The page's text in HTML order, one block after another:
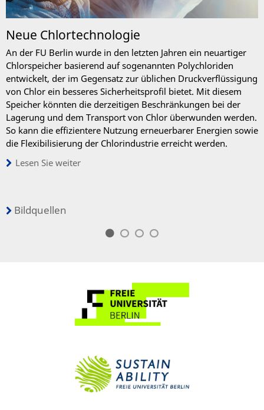
Neue Chlortechnologie
An der FU Berlin wurde in den letzten Jahren ein neuartiger
Chlorspeicher basierend auf sogenannten Polychloriden
entwickelt, der im Gegensatz zur üblichen Druckverflüssigung
von Chlor ein besseres Sicherheitsprofil bietet. Mit diesem
Speicher könnten die derzeitigen Beschränkungen bei der
Lagerung und dem Transport von Chlor überwunden werden.
So kann die effizientere Nutzung erneuerbarer Energien sowie
die Flexibilisierung der Chlorindustrie erreicht werden.
Lesen Sie weiter
Bildquellen